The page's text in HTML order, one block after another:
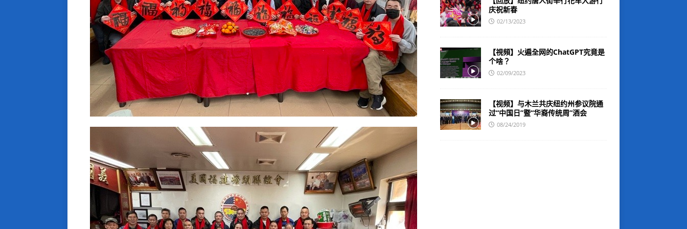
庆祝新春
02/13/2023
【視頻】火遍全网的ChatGPT究竟是
个啥？
02/09/2023
【视频】与木兰共庆纽约州参议院通
过“中国日”暨“华裔传统周”酒会
08/24/2019